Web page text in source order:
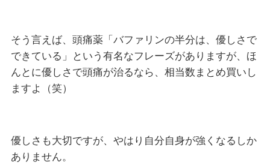
そう言えば、頭痛薬「バファリンの半分は、優しさで
できている」という有名なフレーズがありますが、ほ
んとに優しさで頭痛が治るなら、相当数まとめ買いし
ますよ（笑）
優しさも大切ですが、やはり自分自身が強くなるしか
ありません。